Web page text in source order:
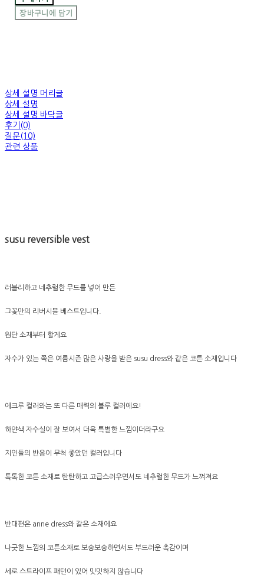
장바구니에 담기
상세 설명 머리글
상세 설명
상세 설명 바닥글
후기(0)
질문(10)
관련 상품
susu reversible vest
러블리하고 네추럴한 무드를 넣어 만든
그꽃만의 리버시블 베스트입니다.
원단 소재부터 할게요
자수가 있는 쪽은 여름시즌 많은 사랑을 받은 susu dress와 같은 코튼 소재입니다
에크루 컬러와는 또 다른 매력의 블루 컬러에요!
하얀색 자수실이 잘 보여서 더욱 특별한 느낌이더라구요
지인들의 반응이 무척 좋았던 컬러입니다
톡톡한 코튼 소재로 탄탄하고 고급스러우면서도 네추럴한 무드가 느껴져요
반대편은 anne dress와 같은 소재에요
나긋한 느낌의 코튼소재로 보송보송하면서도 부드러운 촉감이며
세로 스트라이프 패턴이 있어 밋밋하지 않습니다